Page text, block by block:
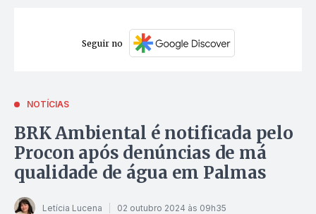
Seguir no
NOTÍCIAS
BRK Ambiental é notificada pelo
Procon após denúncias de má
qualidade de água em Palmas
Letícia Lucena 02 outubro 2024 às 09h35